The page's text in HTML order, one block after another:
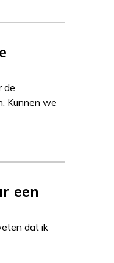
de
Kunnen we
een
dat ik